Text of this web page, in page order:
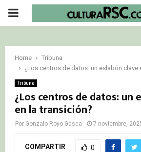
PRIMARY
Home
Tribuna
¿Los centros de datos: un eslabón clave
Tribuna
¿Los centros de datos: un
en la transición?
Por Gonzalo Royo Gasca 7 noviembre,
COMPARTIR 0